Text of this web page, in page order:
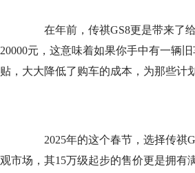
在年前，传祺GS8更是带来了给
20000元，这意味着如果你手中有一辆
贴，大大降低了购车的成本，为那些计
2025年的这个春节，选择传祺
观市场，其15万级起步的售价更是拥有